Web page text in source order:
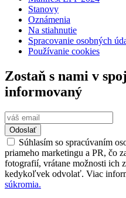
Stanovy
Oznámenia
Na stiahnutie
Spracovanie osobných
Používanie cookies
Zostaň s nami v
informovaný
Odoslať
Súhlasím so spracúvaním
priameho marketingu a PR, čo
fotografií, vrátane možnosti ich
kedykoľvek odvolať. Viac
súkromia.